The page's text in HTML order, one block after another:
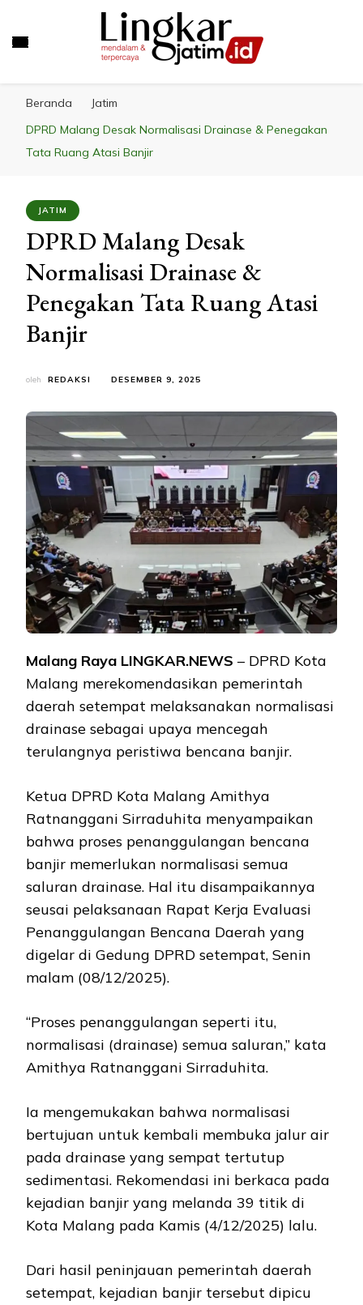
Beranda
Jatim
DPRD Malang Desak Normalisasi Drainase & Penegakan
Tata Ruang Atasi Banjir
JATIM
DPRD Malang Desak
Normalisasi Drainase &
Penegakan Tata Ruang Atasi
Banjir
oleh REDAKSI DESEMBER 9, 2025
Malang Raya LINGKAR.NEWS – DPRD Kota
Malang merekomendasikan pemerintah
daerah setempat melaksanakan normalisasi
drainase sebagai upaya mencegah
terulangnya peristiwa bencana banjir.
Ketua DPRD Kota Malang Amithya
Ratnanggani Sirraduhita menyampaikan
bahwa proses penanggulangan bencana
banjir memerlukan normalisasi semua
saluran drainase. Hal itu disampaikannya
seusai pelaksanaan Rapat Kerja Evaluasi
Penanggulangan Bencana Daerah yang
digelar di Gedung DPRD setempat, Senin
malam (08/12/2025).
“Proses penanggulangan seperti itu,
normalisasi (drainase) semua saluran,” kata
Amithya Ratnanggani Sirraduhita.
Ia mengemukakan bahwa normalisasi
bertujuan untuk kembali membuka jalur air
pada drainase yang sempat tertutup
sedimentasi. Rekomendasi ini berkaca pada
kejadian banjir yang melanda 39 titik di
Kota Malang pada Kamis (4/12/2025) lalu.
Dari hasil peninjauan pemerintah daerah
setempat, kejadian banjir tersebut dipicu